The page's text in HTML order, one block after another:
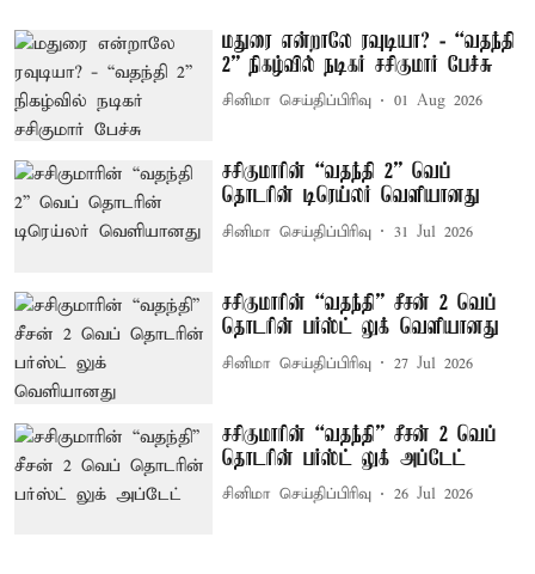
மதுரை என்றாலே ரவுடியா? - “வதந்தி
2” நிகழ்வில் நடிகர் சசிகுமார் பேச்சு
சினிமா செய்திப்பிரிவு 01 Aug 2026
சசிகுமாரின் “வதந்தி 2” வெப்
தொடரின் டிரெய்லர் வெளியானது
சினிமா செய்திப்பிரிவு 31 Jul 2026
சசிகுமாரின் “வதந்தி” சீசன் 2 வெப்
தொடரின் பர்ஸ்ட் லுக் வெளியானது
சினிமா செய்திப்பிரிவு 27 Jul 2026
சசிகுமாரின் “வதந்தி” சீசன் 2 வெப்
தொடரின் பர்ஸ்ட் லுக் அப்டேட்
சினிமா செய்திப்பிரிவு 26 Jul 2026